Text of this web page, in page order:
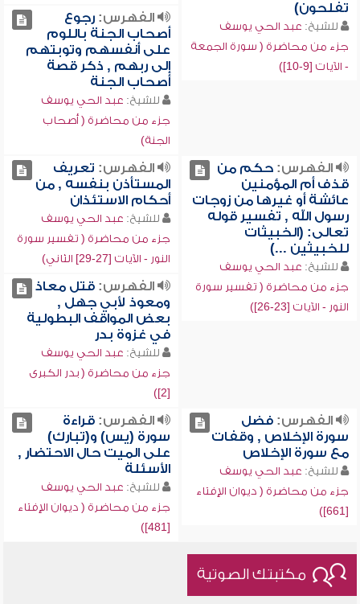
تفلحون)
للشيخ: عبد الحي يوسف
جزء من محاضرة ( سورة الجمعة
- الآيات [9-10])
الفهرس:رجوع
أصحاب الجنة باللوم
على أنفسهم وتوبتهم
إلى ربهم , ذكر قصة
أصحاب الجنة
للشيخ: عبد الحي يوسف
جزء من محاضرة ( أصحاب
الجنة)
الفهرس:حكم من
قذف أم المؤمنين
عائشة أو غيرها من زوجات
رسول الله , تفسير قوله
تعالى: (الخبيثات
للخبيثين ...)
للشيخ: عبد الحي يوسف
جزء من محاضرة ( تفسير سورة
النور - الآيات [23-26])
الفهرس: تعريف
المستأذن بنفسه , من
أحكام الاستئذان
للشيخ: عبد الحي يوسف
جزء من محاضرة ( تفسير سورة
النور - الآيات [27-29] الثاني)
الفهرس:قتل معاذ
ومعوذ لأبي جهل ,
بعض المواقف البطولية
في غزوة بدر
للشيخ: عبد الحي يوسف
جزء من محاضرة ( بدر الكبرى
[2])
الفهرس:فضل
سورة الإخلاص , وقفات
مع سورة الإخلاص
للشيخ: عبد الحي يوسف
جزء من محاضرة ( ديوان الإفتاء
[661])
الفهرس:قراءة
سورة (يس) و(تبارك)
على الميت حال الاحتضار ,
الأسئلة
للشيخ: عبد الحي يوسف
جزء من محاضرة ( ديوان الإفتاء
[481])
مكتبتك الصوتية